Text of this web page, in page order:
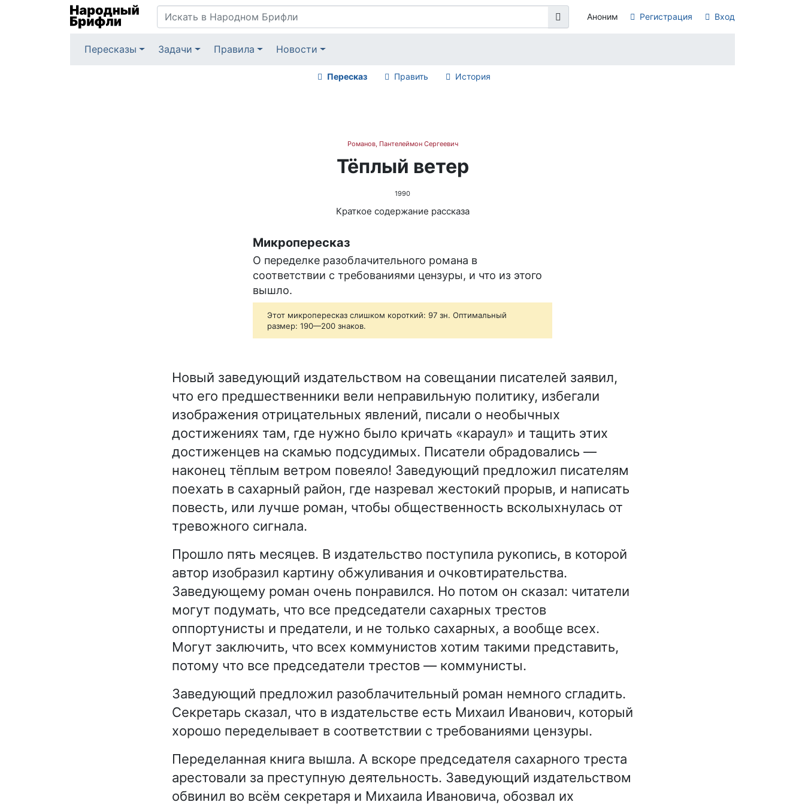
Аноним Регистрация Вход
Пересказы Задачи Правила Новости
Пересказ Править История
Романов, Пантелеймон Сергеевич
Тёплый ветер
1990
Краткое содержание рассказа
Микропересказ
О переделке разоблачительного романа в
соответствии с требованиями цензуры, и что из этого
вышло.
Этот микропересказ слишком короткий: 97 зн. Оптимальный
размер: 190—200 знаков.
Новый заведующий издательством на совещании писателей заявил,
что его предшественники вели неправильную политику, избегали
изображения отрицательных явлений, писали о необычных
достижениях там, где нужно было кричать «караул» и тащить этих
достиженцев на скамью подсудимых. Писатели обрадовались —
наконец тёплым ветром повеяло! Заведующий предложил писателям
поехать в сахарный район, где назревал жестокий прорыв, и написать
повесть, или лучше роман, чтобы общественность всколыхнулась от
тревожного сигнала.
Прошло пять месяцев. В издательство поступила рукопись, в которой
автор изобразил картину обжуливания и очковтирательства.
Заведующему роман очень понравился. Но потом он сказал: читатели
могут подумать, что все председатели сахарных трестов
оппортунисты и предатели, и не только сахарных, а вообще всех.
Могут заключить, что всех коммунистов хотим такими представить,
потому что все председатели трестов — коммунисты.
Заведующий предложил разоблачительный роман немного сгладить.
Секретарь сказал, что в издательстве есть Михаил Иванович, который
хорошо переделывает в соответствии с требованиями цензуры.
Переделанная книга вышла. А вскоре председателя сахарного треста
арестовали за преступную деятельность. Заведующий издательством
обвинил во всём секретаря и Михаила Ивановича, обозвал их